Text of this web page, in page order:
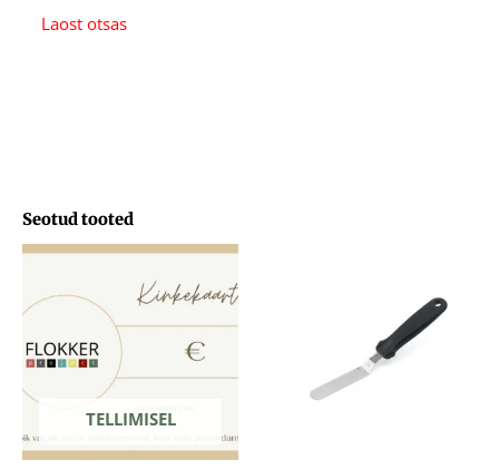
Laost otsas
Seotud tooted
TELLIMISEL
Hinnavahemik:
kuni
103,33 €